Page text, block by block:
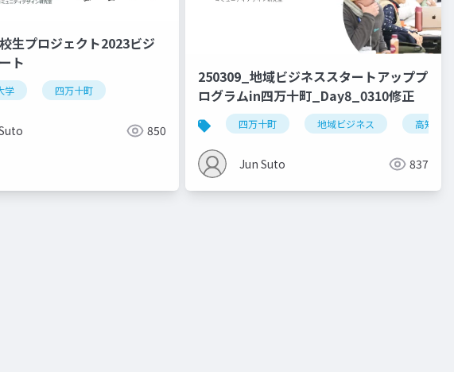
生プロジェクト2023ビジ
ト
学 四万十町
850
250309_地域ビジネススタートアッププ
ログラムin四万十町_Day8_0310修正
四万十町 地域ビジネス 高知大学
Jun Suto 837